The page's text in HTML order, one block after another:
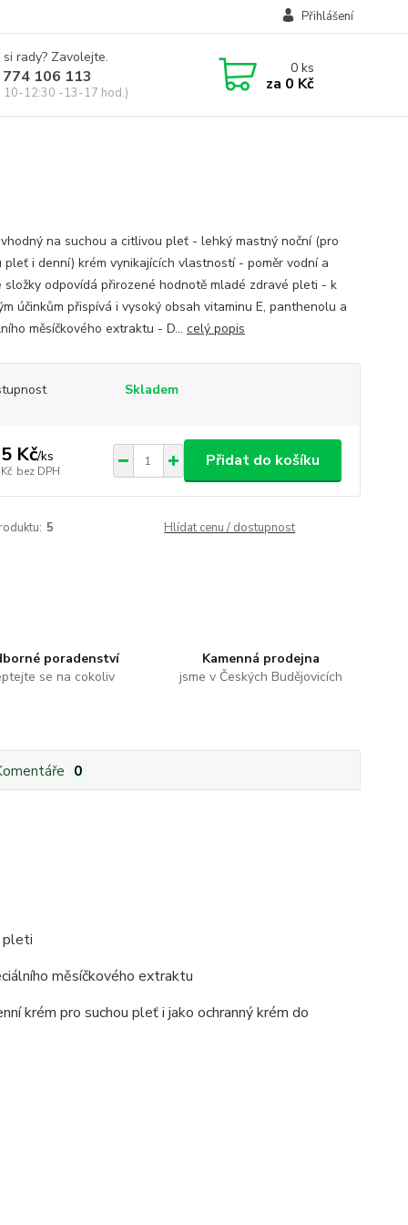
Přihlášení
rady? Zavolejte.
106 113
10-12:30 -13-17 hod.)
0ks
za 0 Kč
na suchou a citlivou pleť - lehký mastný noční (pro
pleť i denní) krém vynikajících vlastností - poměr vodní a
složky odpovídá přirozené hodnotě mladé zdravé pleti - k
účinkům přispívá i vysoký obsah vitaminu E, panthenolu a
měsíčkového extraktu - D... celý popis
Skladem
Kč/ks
bez DPH
Přidat do košíku
5 Hlídat cenu / dostupnost
poradenství
se na cokoliv
Kamenná prodejna
jsme v Českých Budějovicích
0
pleti
měsíčkového extraktu
krém pro suchou pleť i jako ochranný krém do